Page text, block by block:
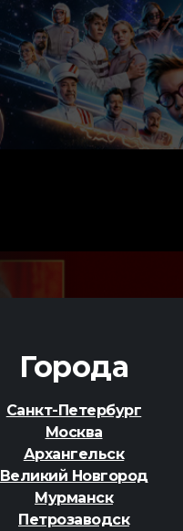
Города
Санкт-Петербург
Москва
Архангельск
Великий Новгород
Мурманск
Петрозаводск